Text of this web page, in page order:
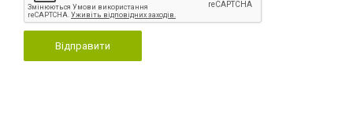
Відправити